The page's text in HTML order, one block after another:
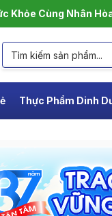
Khỏe Cùng Nhân
Thực Phẩm Dinh